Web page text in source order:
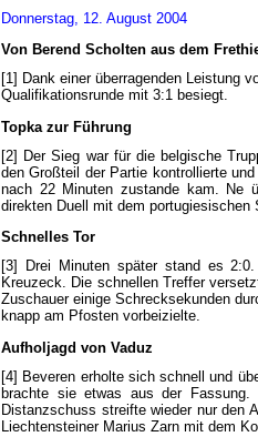
Donnerstag, 12. August 2004
Von Berend Scholten aus dem
[1] Dank einer überragenden Leistung
Qualifikationsrunde mit 3:1 besiegt.
Topka zur Führung
[2] Der Sieg war für die belgische
den Großteil der Partie kontrollierte und
nach 22 Minuten zustande kam Ne
direkten Duell mit dem portugiesischen
Schnelles Tor
[3]
Drei Minuten später stand es 2:0
Kreuzeck. Die schnellen Treffer
Zuschauer einige Schrecksekunden
knapp am Pfosten vorbeizielte.
Aufholjagd von Vaduz
[4] Beveren erholte sich schnell und
brachte sie etwas aus der Fassung.
Distanzschuss streifte wieder nur den
Liechtensteiner Marius Zarn mit dem